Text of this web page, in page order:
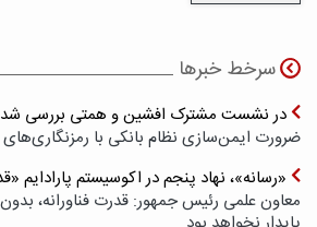
سرخط خبرها
در نشست مشترک افشین و همتی بررسی شد
ضرورت ایمن‌سازی نظام بانکی با
«رسانه»، نهاد پنجم در اکوسیستم پارادایم
معاون علمی رئیس جمهور: قدرت فناورانه،